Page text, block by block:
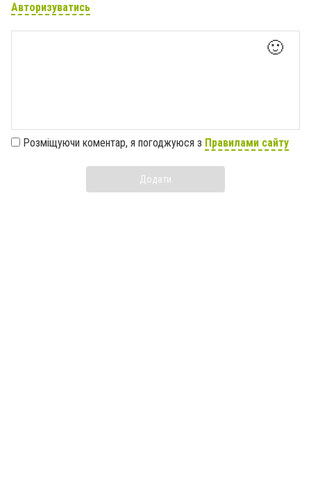
Авторизуватись
🙂
Розміщуючи коментар, я погоджуюся з Правилами сайту
Додати